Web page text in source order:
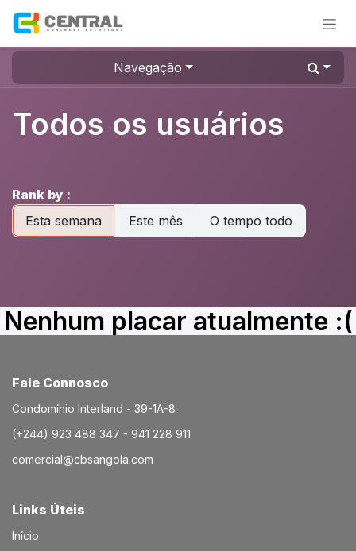
Pular para o conteúdo
Navegação
Todos os usuários
Rank by :
Esta semana
Este mês O tempo todo
Nenhum placar atualmente :(
Fale Connosco
Condomínio Interland - 39-1A-8
(+244) 923 488 347 - 941 228 911
comercial@cbsangola.com
Links Úteis
Início